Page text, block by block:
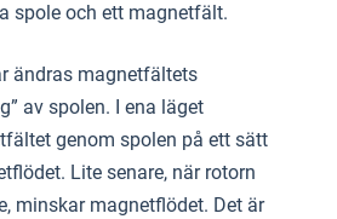
spole och ett magnetfält.
ändras magnetfältets
av spolen. I ena läget
genom spolen på ett sätt
Lite senare, när rotorn
minskar magnetflödet. Det är